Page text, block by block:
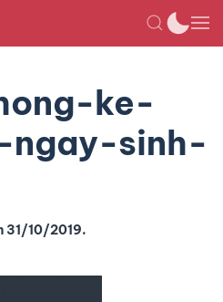
ke-
sinh-
31/10/2019.